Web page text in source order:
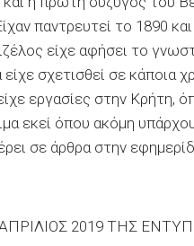
παντρευτεί το 1890
είχε αφήσει το
είχε σχετισθεί σε κάποια
εργασίες στην Κρήτη,
εκεί όπου ακόμη
σε άρθρα στην
2019 ΤΗΣ